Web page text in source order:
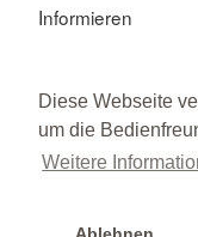
Diese Webseite
um die
Weitere
Informieren
Impressum Intern